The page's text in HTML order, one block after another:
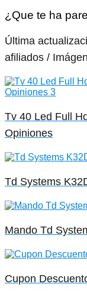
¿Que te ha
Última
afiliados /
Tv 40 Led Full
Opiniones
Td Systems
Mando Td
Cupon